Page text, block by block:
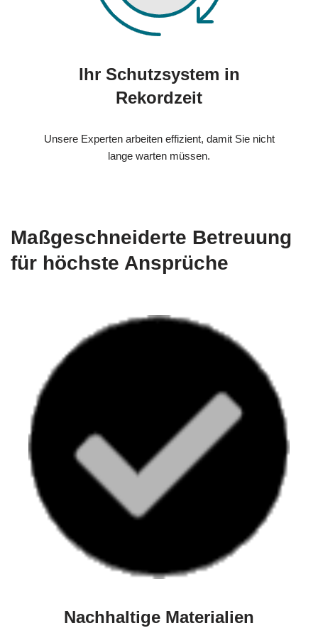
Ihr Schutzsystem in
Rekordzeit
Unsere Experten arbeiten effizient, damit Sie nicht
lange warten müssen.
Maßgeschneiderte Betreuung
für höchste Ansprüche
Nachhaltige Materialien